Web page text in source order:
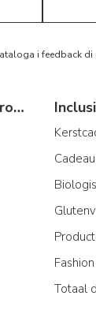
i feedback
Typische regionale Italiaanse producten
Totaal